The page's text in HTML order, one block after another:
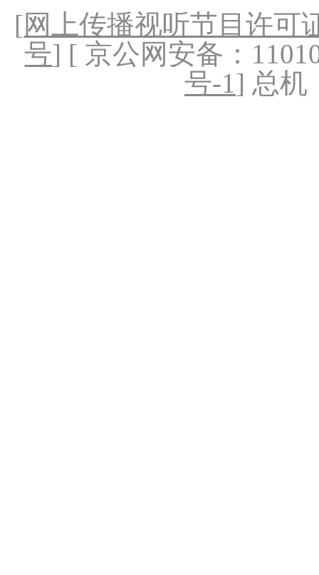
[网上传播视听节目许可
号] [ 京公网安备：
号-1] 总机